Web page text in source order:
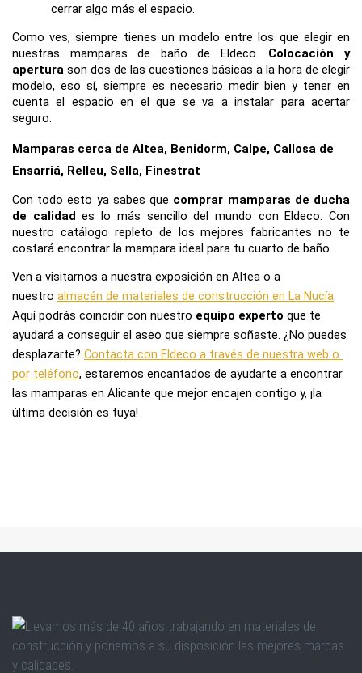
cerrar algo más el espacio.
Como ves, siempre tienes un modelo entre los que elegir en
nuestras mamparas de baño de Eldeco. Colocación y
apertura son dos de las cuestiones básicas a la hora de elegir
modelo, eso sí, siempre es necesario medir bien y tener en
cuenta el espacio en el que se va a instalar para acertar
seguro.
Mamparas cerca de Altea, Benidorm, Calpe, Callosa de
Ensarriá, Relleu, Sella, Finestrat
Con todo esto ya sabes que comprar mamparas de ducha
de calidad es lo más sencillo del mundo con Eldeco. Con
nuestro catálogo repleto de los mejores fabricantes no te
costará encontrar la mampara ideal para tu cuarto de baño.
Ven a visitarnos a nuestra exposición en Altea o a
nuestro almacén de materiales de construcción en La Nucía.
Aquí podrás coincidir con nuestro equipo experto que te
ayudará a conseguir el aseo que siempre soñaste. ¿No puedes
desplazarte? Contacta con Eldeco a través de nuestra web o
por teléfono, estaremos encantados de ayudarte a encontrar
las mamparas en Alicante que mejor encajen contigo y, ¡la
última decisión es tuya!